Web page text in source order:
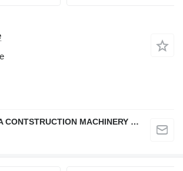
XUZHOU DINGHUA CONTSTRUCTION MACHINERY CO., LTD.